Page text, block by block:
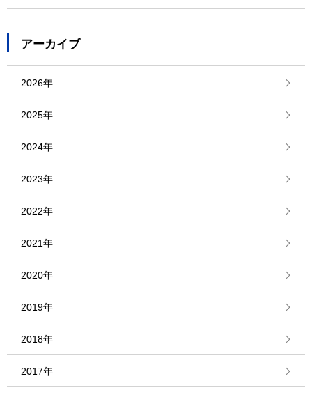
アーカイブ
2026年
2025年
2024年
2023年
2022年
2021年
2020年
2019年
2018年
2017年